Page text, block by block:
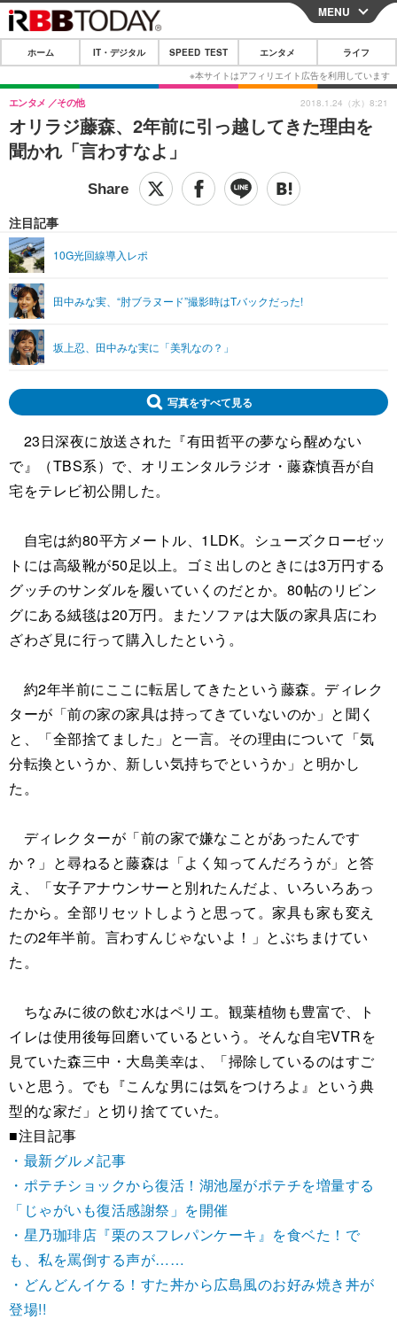
CLOSE
ホーム
IT・デジタル
IT・デジタルTOP スマートフォン
その他
SPEED TEST
映画・ドラマ
グラビア ブログ
ショッピング
ライフTOP
リリース一覧
プッシュ通知の停止方法
MENU
ホーム IT・デジタル SPEED TEST エンタメ ライフ
オリラジ藤森、2年前に引っ越してきた理由を
聞かれ「言わすなよ」
エンタメ その他
注目記事
10G光回線導入レポ
田中みな実、“肘ブラヌード”撮影時はTバックだった!
坂上忍、田中みな実に「美乳なの？」
2018.1.24（水）8:21
写真をすべて見る
23日深夜に放送された『有田哲平の夢なら醒めない
で』（TBS系）で、オリエンタルラジオ・藤森慎吾が自
宅をテレビ初公開した。
自宅は約80平方メートル、1LDK。シューズクローゼッ
トには高級靴が50足以上。ゴミ出しのときには3万円する
グッチのサンダルを履いていくのだとか。80帖のリビン
グにある絨毯は20万円。またソファは大阪の家具店にわ
ざわざ見に行って購入したという。
約2年半前にここに転居してきたという藤森。ディレク
ターが「前の家の家具は持ってきていないのか」と聞く
と、「全部捨てました」と一言。その理由について「気
分転換というか、新しい気持ちでというか」と明かし
た。
ディレクターが「前の家で嫌なことがあったんです
か？」と尋ねると藤森は「よく知ってんだろうが」と答
え、「女子アナウンサーと別れたんだよ、いろいろあっ
たから。全部リセットしようと思って。家具も家も変え
たの2年半前。言わすんじゃないよ！」とぶちまけてい
た。
ちなみに彼の飲む水はペリエ。観葉植物も豊富で、ト
イレは使用後毎回磨いているという。そんな自宅VTRを
見ていた森三中・大島美幸は、「掃除しているのはすご
いと思う。でも『こんな男には気をつけろよ』という典
型的な家だ」と切り捨てていた。
■注目記事
・最新グルメ記事
・ポテチショックから復活！湖池屋がポテチを増量する
「じゃがいも復活感謝祭」を開催
・星乃珈琲店『栗のスフレパンケーキ』を食ベた！で
も、私を罵倒する声が……
・どんどんイケる！すた丼から広島風のお好み焼き丼が
登場!!